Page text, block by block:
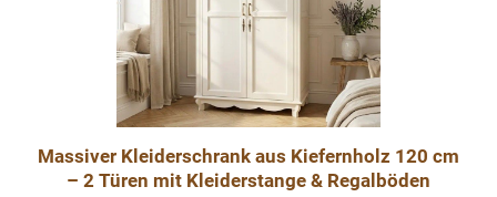
Massiver Kleiderschrank aus Kiefernholz 120 cm
– 2 Türen mit Kleiderstange & Regalböden